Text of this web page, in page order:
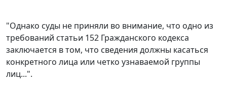
"Однако суды не приняли во внимание, что одно из
требований статьи 152 Гражданского кодекса
заключается в том, что сведения должны касаться
конкретного лица или четко узнаваемой группы
лиц...".